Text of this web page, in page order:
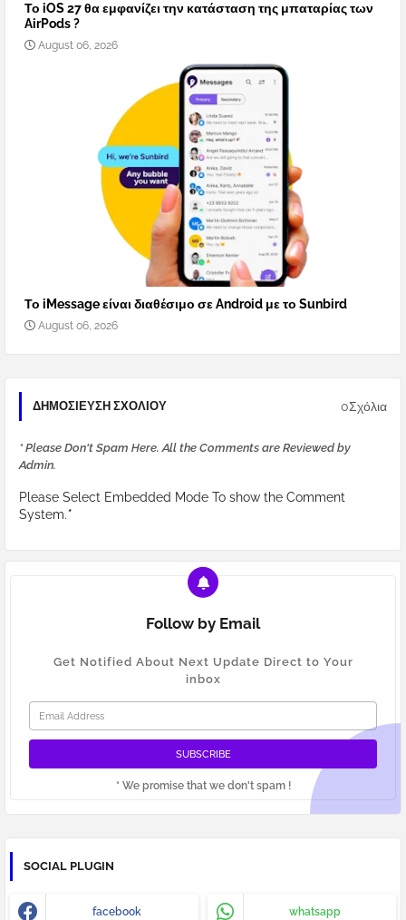
Το iOS 27 θα εμφανίζει την κατάσταση της μπαταρίας των
AirPods ?
August 06, 2026
Το iMessage είναι διαθέσιμο σε Android με το Sunbird
August 06, 2026
ΔΗΜΟΣΊΕΥΣΗ ΣΧΟΛΊΟΥ 0Σχόλια
* Please Don't Spam Here. All the Comments are Reviewed by
Admin.
Please Select Embedded Mode To show the Comment
System.*
Follow by Email
Get Notified About Next Update Direct to Your
inbox
* We promise that we don't spam !
SOCIAL PLUGIN
facebook whatsapp